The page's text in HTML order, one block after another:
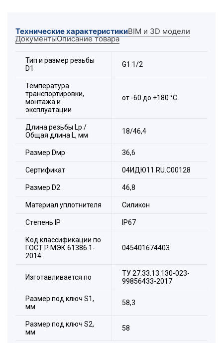
озона. Возможна эксплуатация в солёной морской и
пресной воде.
Расшифровка обозначения элемента:
Состав комплекта:
Технические характеристикиBIM и 3D модели
ДокументыОписание товара
Тип и размер резьбы
D1
G1 1/2
Температура
транспортировки,
монтажа и
эксплуатации
от -60 до +180 °С
Длина резьбы Lp /
Общая длина L, мм
18/46,4
Размер Dмр 36,6
Сертификат 04ИДЮ11.RU.С00128
Размер D2 46,8
Материал уплотнителя Силикон
Стeпень IP IP67
Код классификации по
ГОСТ Р МЭК 61386.1-
2014
045401674403
Изготавливается по
ТУ 27.33.13.130-023-
99856433-2017
Размер под ключ S1,
мм
58,3
Размер под ключ S2,
мм
58